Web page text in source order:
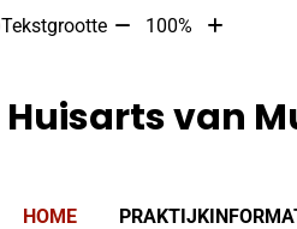
Tekstgrootte Tekst
10%
100%
Tekst
Hoofdmenu
HOME
Huisarts van